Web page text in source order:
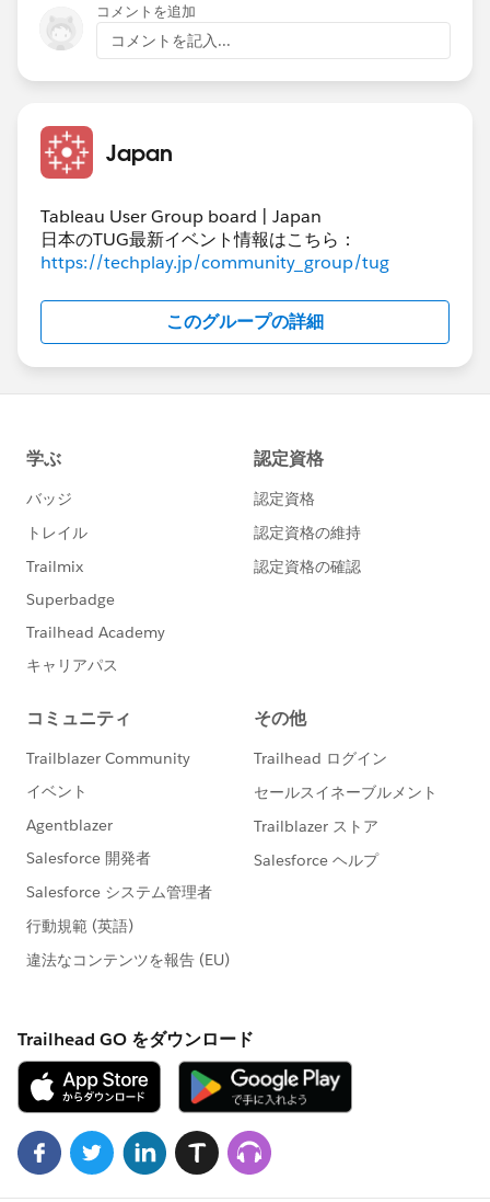
公式ヘルプにもあるとおり、複数の出力ステップがある
場合はその全てで同じサーバ/サイトを指定する必要が
リッシュ - Tableau
すべての出力ステップの出力先を確認し、もし異なるも
のがあればフローのパブリッシュ先のサーバに統一して
みてください。
コメントを追加
コメントを記入...
Japan
Tableau User Group board | Japan
日本のTUG最新イベント情報はこちら：
https://techplay.jp/community_group/tug
このグループの詳細